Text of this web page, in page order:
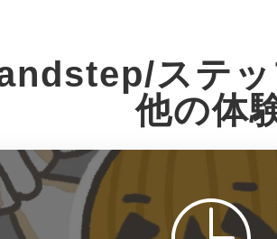
ステ
他の体
多度津
厚木